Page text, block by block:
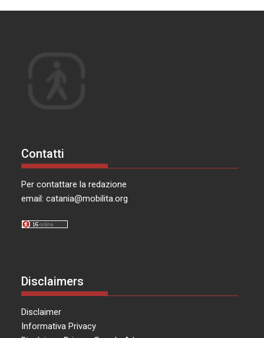
Contatti
Per contattare la redazione
email:catania@mobilita.org
Disclaimers
Disclaimer
Informativa Privacy